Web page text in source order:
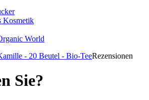
Kosmetik
World
- 20 Beutel - Bio-TeeRezensionen
Sie?